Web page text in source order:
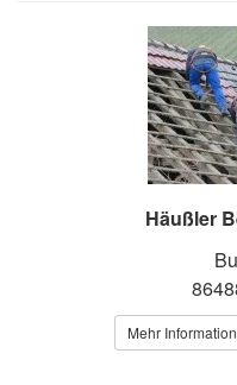
Häußler
Mehr